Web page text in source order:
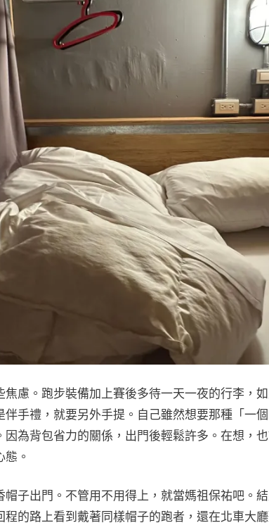
慮。跑步裝備加上賽後多待一天一夜的行李，
手禮，就要另外手提。自己雖然想要那種「一
為背包省力的關係，出門後輕鬆許多。在想，
。
子出門。不管用不用得上，就當媽祖保祐吧。
的路上看到戴著同樣帽子的跑者，還在北車大